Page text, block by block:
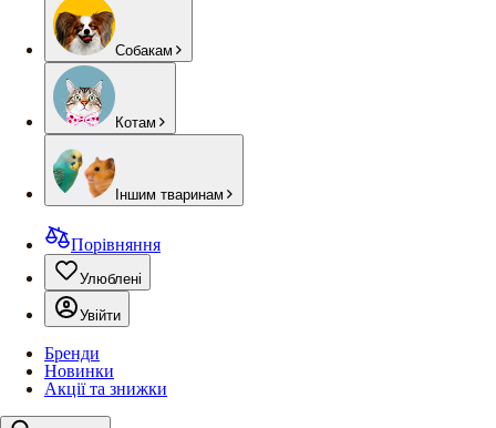
Собакам
Котам
Іншим тваринам
Порівняння
Улюблені
Увійти
Бренди
Новинки
Акції та знижки